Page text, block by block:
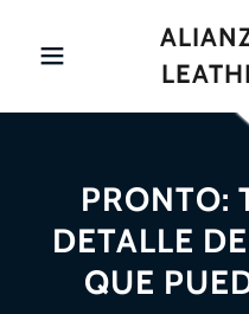
PRONTO:
DETALLE
QUE